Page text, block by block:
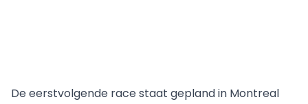
De eerstvolgende race staat gepland in Montreal